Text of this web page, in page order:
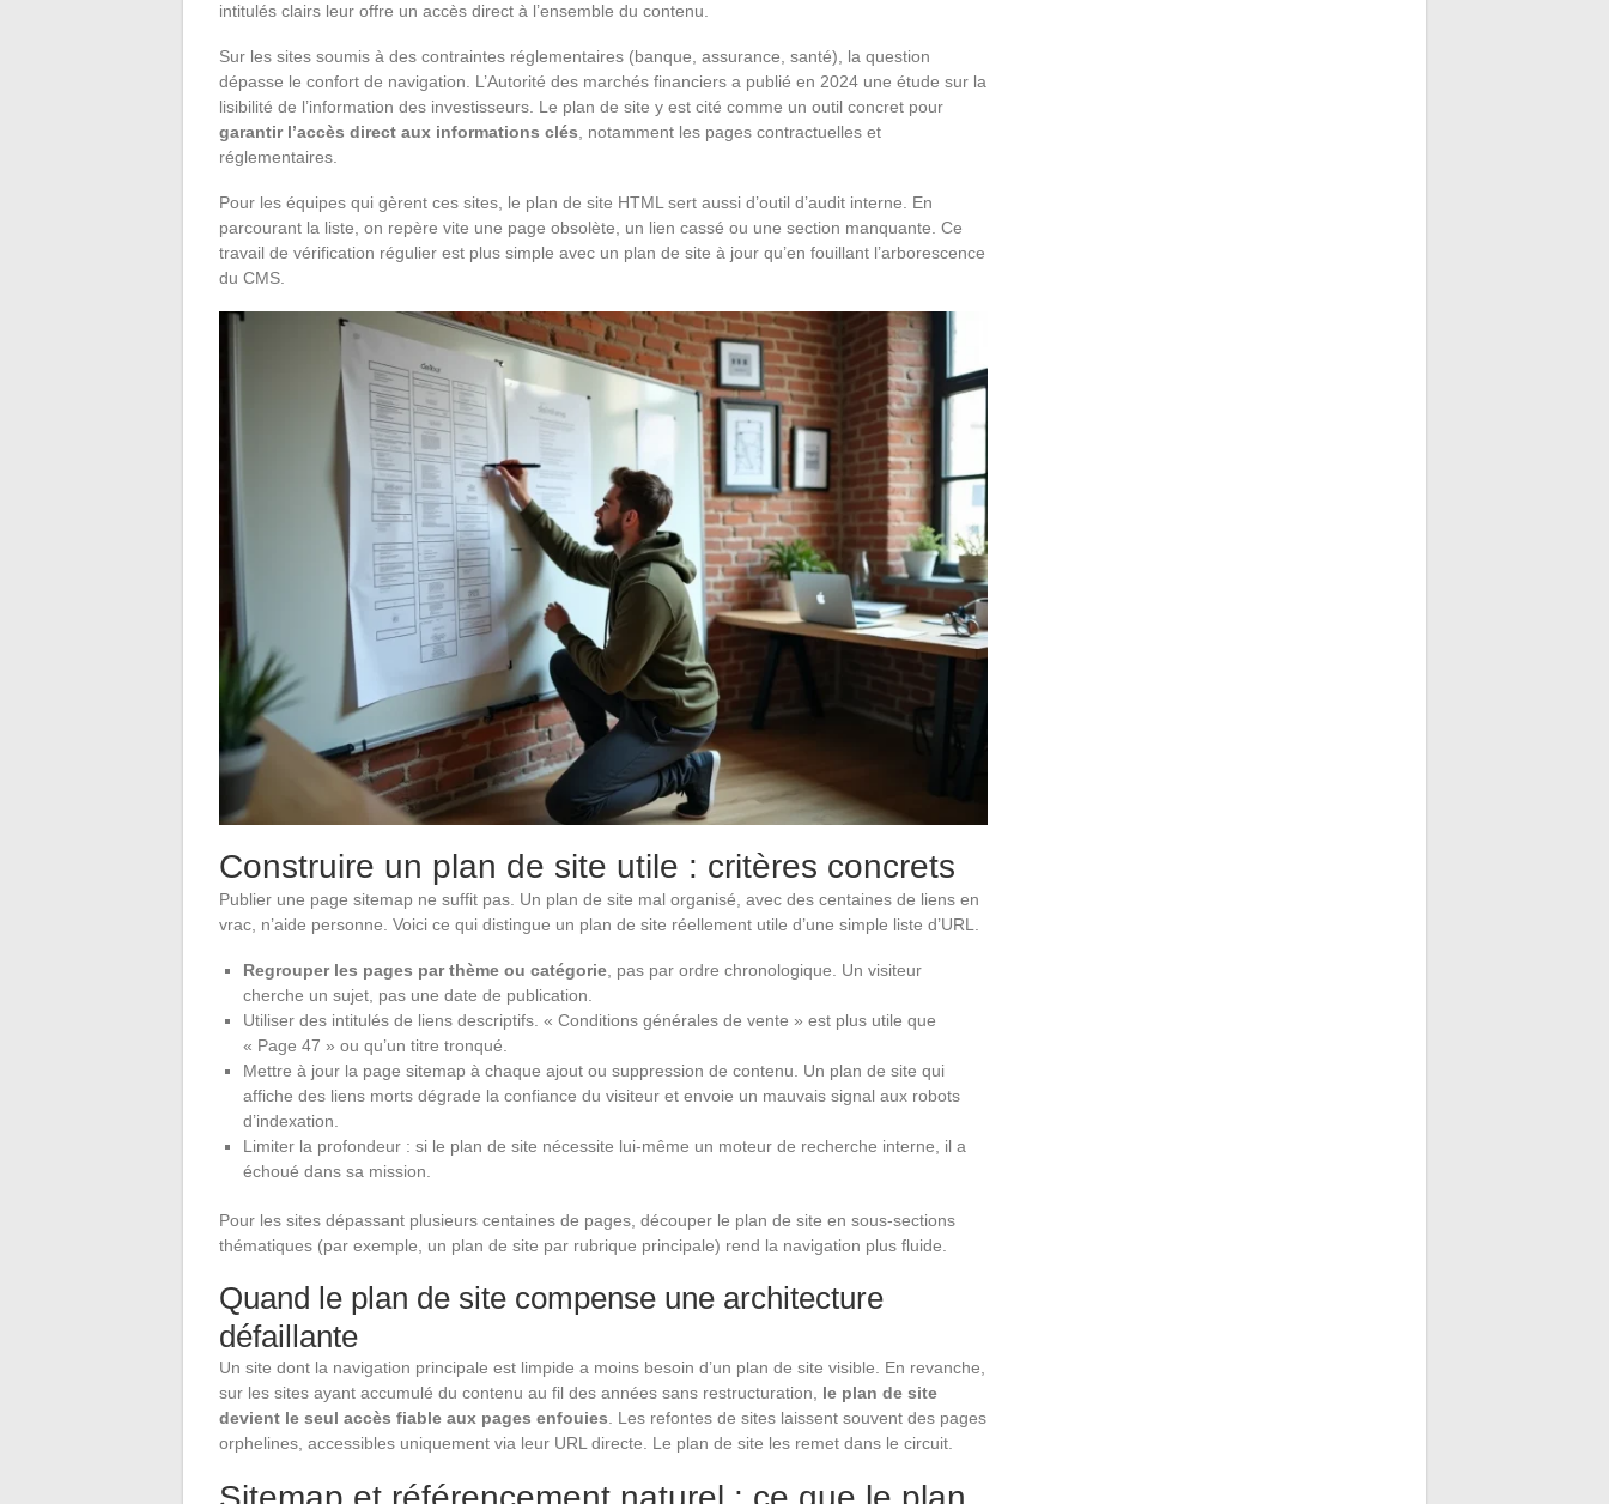
intitulés clairs leur offre un accès direct à l’ensemble du contenu.
Sur les sites soumis à des contraintes réglementaires (banque, assurance, santé), la question
dépasse le confort de navigation. L’Autorité des marchés financiers a publié en 2024 une étude sur la
lisibilité de l’information des investisseurs. Le plan de site y est cité comme un outil concret pour
garantir l’accès direct aux informations clés, notamment les pages contractuelles et
réglementaires.
Pour les équipes qui gèrent ces sites, le plan de site HTML sert aussi d’outil d’audit interne. En
parcourant la liste, on repère vite une page obsolète, un lien cassé ou une section manquante. Ce
travail de vérification régulier est plus simple avec un plan de site à jour qu’en fouillant l’arborescence
du CMS.
Construire un plan de site utile : critères concrets
Publier une page sitemap ne suffit pas. Un plan de site mal organisé, avec des centaines de liens en
vrac, n’aide personne. Voici ce qui distingue un plan de site réellement utile d’une simple liste d’URL.
Regrouper les pages par thème ou catégorie , pas par ordre chronologique. Un visiteur
cherche un sujet, pas une date de publication.
Utiliser des intitulés de liens descriptifs. « Conditions générales de vente » est plus utile que
« Page 47 » ou qu’un titre tronqué.
Mettre à jour la page sitemap à chaque ajout ou suppression de contenu. Un plan de site qui
affiche des liens morts dégrade la confiance du visiteur et envoie un mauvais signal aux robots
d’indexation.
Limiter la profondeur : si le plan de site nécessite lui-même un moteur de recherche interne, il a
échoué dans sa mission.
Pour les sites dépassant plusieurs centaines de pages, découper le plan de site en sous-sections
thématiques (par exemple, un plan de site par rubrique principale) rend la navigation plus fluide.
Quand le plan de site compense une architecture
défaillante
Un site dont la navigation principale est limpide a moins besoin d’un plan de site visible. En revanche,
sur les sites ayant accumulé du contenu au fil des années sans restructuration, le plan de site
devient le seul accès fiable aux pages enfouies . Les refontes de sites laissent souvent des pages
orphelines, accessibles uniquement via leur URL directe. Le plan de site les remet dans le circuit.